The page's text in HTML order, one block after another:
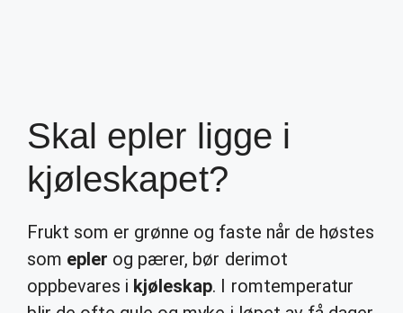
Skal epler ligge i
kjøleskapet?
Frukt som er grønne og faste når de høstes
som epler og pærer, bør derimot
oppbevares i kjøleskap. I romtemperatur